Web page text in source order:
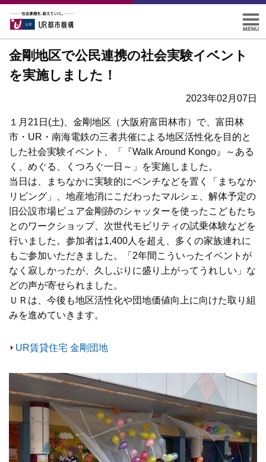
金剛地区で公民連携の社会実験イベント
を実施しました！
2023年02月07日
１月21日(土)、金剛地区（大阪府富田林市）で、富田林
市・UR・南海電鉄の三者共催による地区活性化を目的と
した社会実験イベント、「『Walk Around Kongo』～ある
く、めぐる、くつろぐ一日～」を実施しました。
当日は、まちなかに実験的にベンチなどを置く「まちなか
リビング」、地産地消にこだわったマルシェ、解体予定の
旧公設市場ピュア金剛跡のシャッターを使ったこどもたち
とのワークショップ、次世代モビリティの試乗体験などを
行いました。参加者は1,400人を超え、多くの家族連れに
もご参加いただきました。「2年間こういったイベントが
なく寂しかったが、久しぶりに盛り上がってうれしい」な
どの声が寄せられました。
ＵＲは、今後も地区活性化や団地価値向上に向けた取り組
みを進めていきます。
UR賃貸住宅 金剛団地